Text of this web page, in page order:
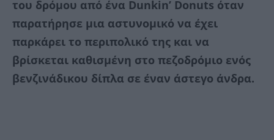
του δρόμου από ένα Dunkin’ Donuts όταν
παρατήρησε μια αστυνομικό να έχει
παρκάρει το περιπολικό της και να
βρίσκεται καθισμένη στο πεζοδρόμιο ενός
βενζινάδικου δίπλα σε έναν άστεγο άνδρα.